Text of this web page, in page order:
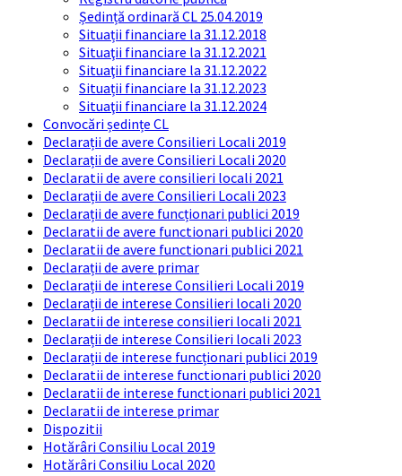
Ședință ordinară CL 25.04.2019
Situații financiare la 31.12.2018
Situaţii financiare la 31.12.2021
Situaţii financiare la 31.12.2022
Situații financiare la 31.12.2023
Situaţii financiare la 31.12.2024
Convocări ședințe CL
Declarații de avere Consilieri Locali 2019
Declarații de avere Consilieri Locali 2020
Declaratii de avere consilieri locali 2021
Declarații de avere Consilieri Locali 2023
Declarații de avere funcționari publici 2019
Declaratii de avere functionari publici 2020
Declaratii de avere functionari publici 2021
Declarații de avere primar
Declarații de interese Consilieri Locali 2019
Declarații de interese Consilieri locali 2020
Declaratii de interese consilieri locali 2021
Declarații de interese Consilieri locali 2023
Declarații de interese funcționari publici 2019
Declaratii de interese functionari publici 2020
Declaratii de interese functionari publici 2021
Declaratii de interese primar
Dispozitii
Hotărâri Consiliu Local 2019
Hotărâri Consiliu Local 2020